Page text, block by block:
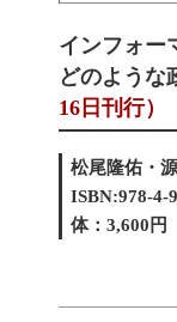
インフォ
どのような
16日刊行）
松尾隆佑・
ISBN:978-4-
体：3,600円